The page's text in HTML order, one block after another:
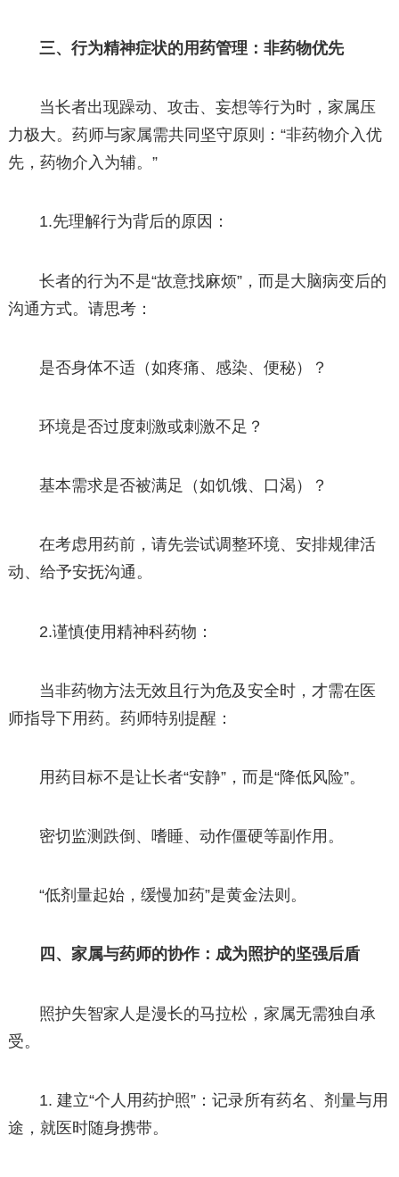
三、行为精神症状的用药管理：非药物优先
当长者出现躁动、攻击、妄想等行为时，家属压
力极大。药师与家属需共同坚守原则：“非药物介入优
先，药物介入为辅。”
1.先理解行为背后的原因：
长者的行为不是“故意找麻烦”，而是大脑病变后的
沟通方式。请思考：
是否身体不适（如疼痛、感染、便秘）？
环境是否过度刺激或刺激不足？
基本需求是否被满足（如饥饿、口渴）？
在考虑用药前，请先尝试调整环境、安排规律活
动、给予安抚沟通。
2.谨慎使用精神科药物：
当非药物方法无效且行为危及安全时，才需在医
师指导下用药。药师特别提醒：
用药目标不是让长者“安静”，而是“降低风险”。
密切监测跌倒、嗜睡、动作僵硬等副作用。
“低剂量起始，缓慢加药”是黄金法则。
四、家属与药师的协作：成为照护的坚强后盾
照护失智家人是漫长的马拉松，家属无需独自承
受。
1. 建立“个人用药护照”：记录所有药名、剂量与用
途，就医时随身携带。